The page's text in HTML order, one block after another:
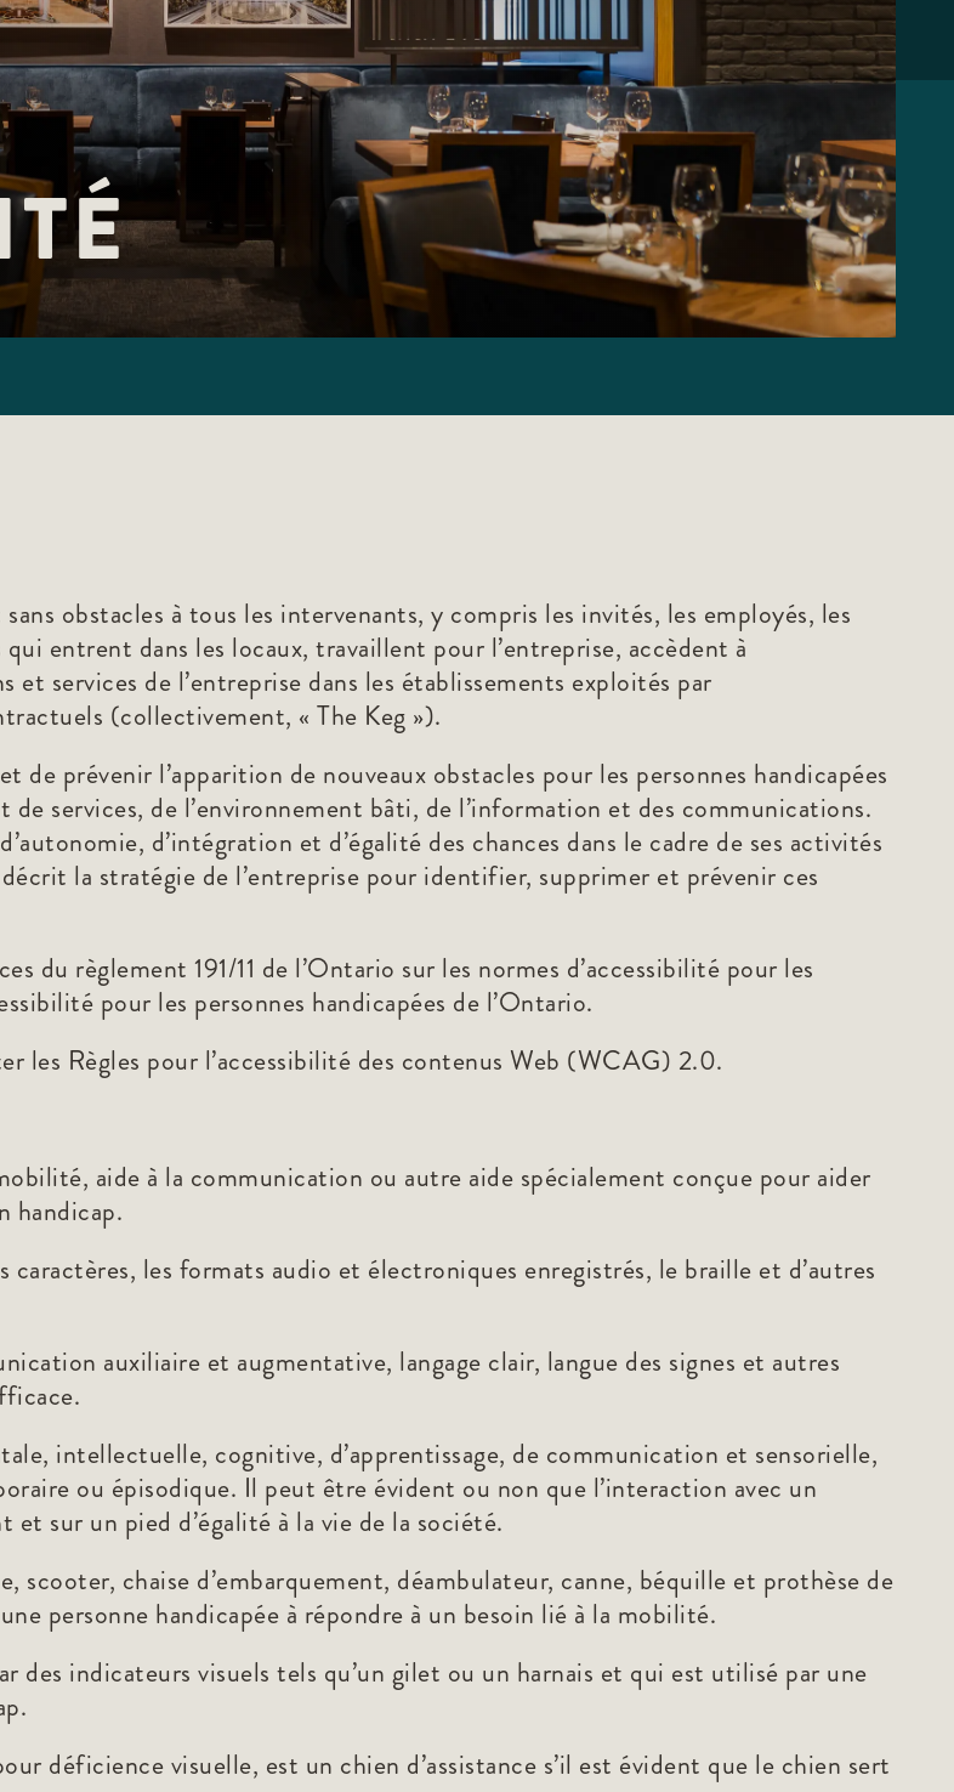
obstacles à tous les intervenants, y compris les invités, les employés, les
entrent dans les locaux, travaillent pour l’entreprise, accèdent à
services de l’entreprise dans les établissements exploités par
(collectivement, « The Keg »).
de prévenir l’apparition de nouveaux obstacles pour les personnes handicapées
de services, de l’environnement bâti, de l’information et des communications.
d’intégration et d’égalité des chances dans le cadre de ses activités
la stratégie de l’entreprise pour identifier, supprimer et prévenir ces
du règlement 191/11 de l’Ontario sur les normes d’accessibilité pour les
pour les personnes handicapées de l’Ontario.
les Règles pour l’accessibilité des contenus Web (WCAG) 2.0.
aide à la communication ou autre aide spécialement conçue pour aider
handicap.
caractères, les formats audio et électroniques enregistrés, le braille et d’autres
auxiliaire et augmentative, langage clair, langue des signes et autres
intellectuelle, cognitive, d’apprentissage, de communication et sensorielle,
ou épisodique. Il peut être évident ou non que l’interaction avec un
sur un pied d’égalité à la vie de la société.
scooter, chaise d’embarquement, déambulateur, canne, béquille et prothèse de
personne handicapée à répondre à un besoin lié à la mobilité.
des indicateurs visuels tels qu’un gilet ou un harnais et qui est utilisé par une
déficience visuelle, est un chien d’assistance s’il est évident que le chien sert